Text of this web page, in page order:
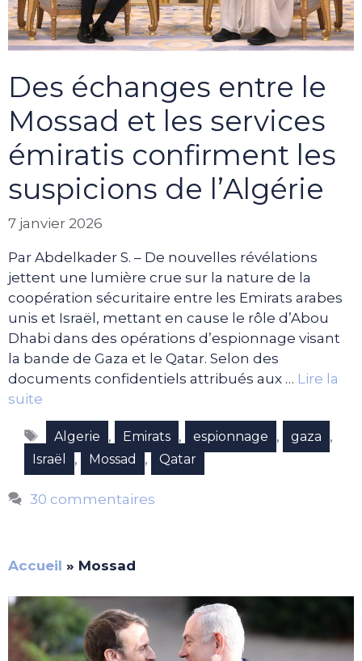
Des échanges entre le
Mossad et les services
émiratis confirment les
suspicions de l’Algérie
7 janvier 2026
Par Abdelkader S. – De nouvelles révélations
jettent une lumière crue sur la nature de la
coopération sécuritaire entre les Emirats arabes
unis et Israël, mettant en cause le rôle d’Abou
Dhabi dans des opérations d’espionnage visant
la bande de Gaza et le Qatar. Selon des
documents confidentiels attribués aux … Lire la
suite
Étiquettes
Algerie , Emirats , espionnage , gaza ,
Israël , Mossad , Qatar
30 commentaires
Accueil » Mossad